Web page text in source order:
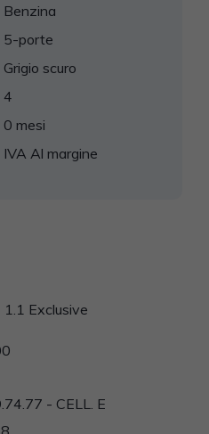
Benzina
5-porte
Grigio scuro
4
0 mesi
IVA Al margine
Exclusive
- CELL. E